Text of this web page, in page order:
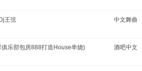
王弦 中文舞曲
俱乐部包房888打造House串烧) 酒吧中文